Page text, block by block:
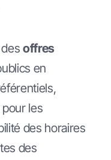
offres
en
les
des horaires
des